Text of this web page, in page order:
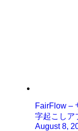
FairFlow –
字起こしア
August 8,